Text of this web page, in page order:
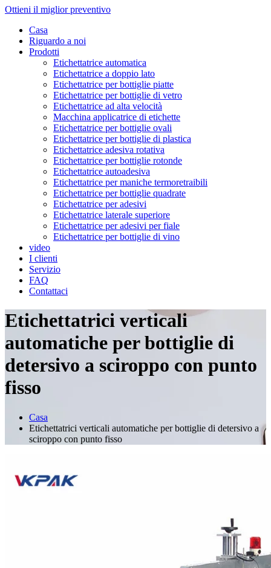
Ottieni il miglior preventivo
Casa
Riguardo a noi
Prodotti
Etichettatrice automatica
Etichettatrice a doppio lato
Etichettatrice per bottiglie piatte
Etichettatrice per bottiglie di vetro
Etichettatrice ad alta velocità
Macchina applicatrice di etichette
Etichettatrice per bottiglie ovali
Etichettatrice per bottiglie di plastica
Etichettatrice adesiva rotativa
Etichettatrice per bottiglie rotonde
Etichettatrice autoadesiva
Etichettatrice per maniche termoretraibili
Etichettatrice per bottiglie quadrate
Etichettatrice per adesivi
Etichettatrice laterale superiore
Etichettatrice per adesivi per fiale
Etichettatrice per bottiglie di vino
video
I clienti
Servizio
FAQ
Contattaci
Etichettatrici verticali
automatiche per bottiglie di
detersivo a sciroppo con punto
fisso
Casa
Etichettatrici verticali automatiche per bottiglie di detersivo a
sciroppo con punto fisso